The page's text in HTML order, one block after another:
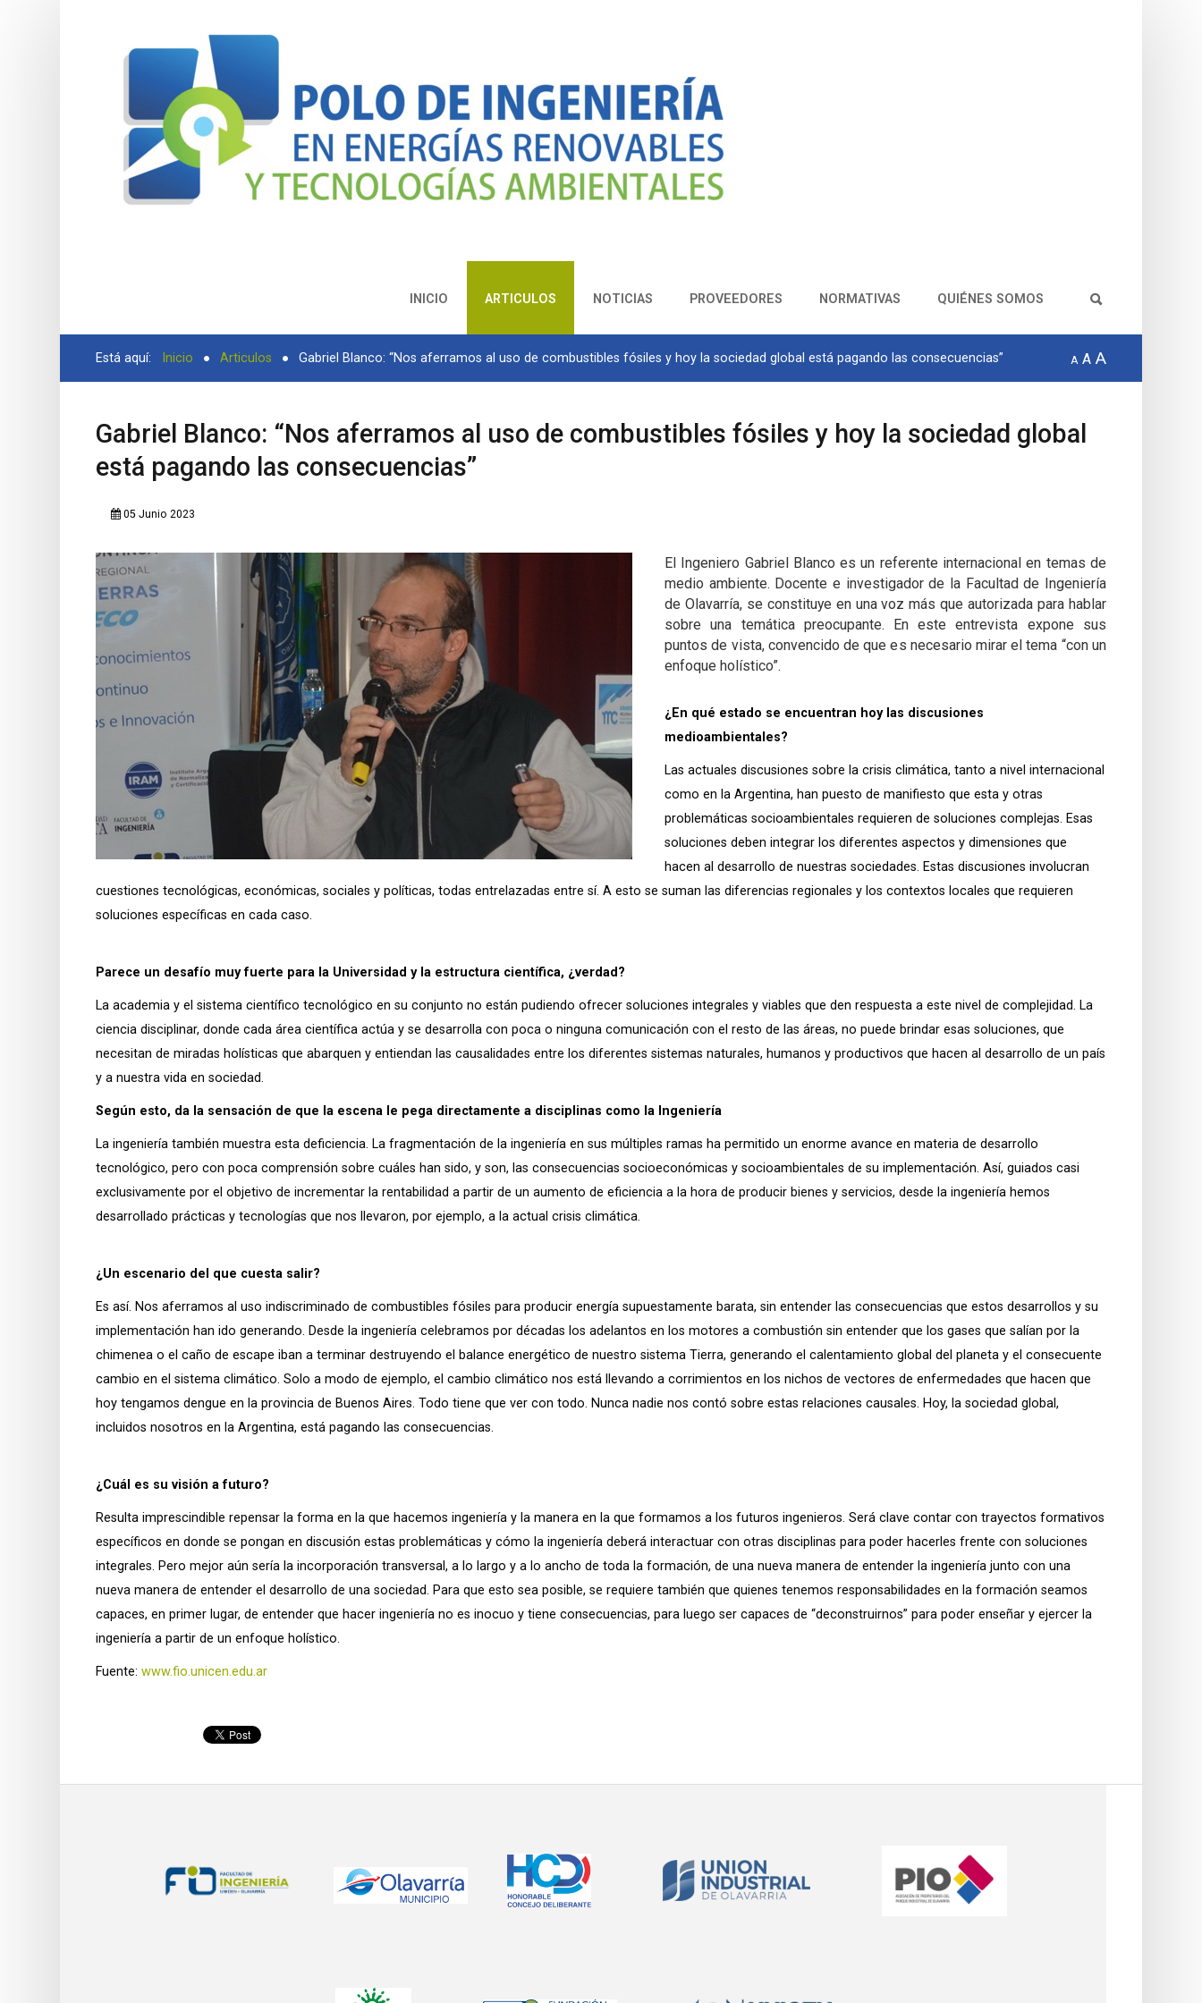
BUSCAR
INICIO ARTICULOS NOTICIAS PROVEEDORES NORMATIVAS QUIÉNES SOMOS
Está aquí: Inicio Articulos Gabriel Blanco: “Nos aferramos al uso de combustibles fósiles y hoy la sociedad global está pagando las consecuencias” A A A
Gabriel Blanco: “Nos aferramos al uso de combustibles fósiles y hoy la sociedad global
está pagando las consecuencias”
05 Junio 2023
El Ingeniero Gabriel Blanco es un referente internacional en temas de
medio ambiente. Docente e investigador de la Facultad de Ingeniería
de Olavarría, se constituye en una voz más que autorizada para hablar
sobre una temática preocupante. En este entrevista expone sus
puntos de vista, convencido de que es necesario mirar el tema “con un
enfoque holístico”.
¿En qué estado se encuentran hoy las discusiones
medioambientales?
Las actuales discusiones sobre la crisis climática, tanto a nivel internacional
como en la Argentina, han puesto de manifiesto que esta y otras
problemáticas socioambientales requieren de soluciones complejas. Esas
soluciones deben integrar los diferentes aspectos y dimensiones que
hacen al desarrollo de nuestras sociedades. Estas discusiones involucran
cuestiones tecnológicas, económicas, sociales y políticas, todas entrelazadas entre sí. A esto se suman las diferencias regionales y los contextos locales que requieren
soluciones específicas en cada caso.
Parece un desafío muy fuerte para la Universidad y la estructura científica, ¿verdad?
La academia y el sistema científico tecnológico en su conjunto no están pudiendo ofrecer soluciones integrales y viables que den respuesta a este nivel de complejidad. La
ciencia disciplinar, donde cada área científica actúa y se desarrolla con poca o ninguna comunicación con el resto de las áreas, no puede brindar esas soluciones, que
necesitan de miradas holísticas que abarquen y entiendan las causalidades entre los diferentes sistemas naturales, humanos y productivos que hacen al desarrollo de un país
y a nuestra vida en sociedad.
Según esto, da la sensación de que la escena le pega directamente a disciplinas como la Ingeniería
La ingeniería también muestra esta deficiencia. La fragmentación de la ingeniería en sus múltiples ramas ha permitido un enorme avance en materia de desarrollo
tecnológico, pero con poca comprensión sobre cuáles han sido, y son, las consecuencias socioeconómicas y socioambientales de su implementación. Así, guiados casi
exclusivamente por el objetivo de incrementar la rentabilidad a partir de un aumento de eficiencia a la hora de producir bienes y servicios, desde la ingeniería hemos
desarrollado prácticas y tecnologías que nos llevaron, por ejemplo, a la actual crisis climática.
¿Un escenario del que cuesta salir?
Es así. Nos aferramos al uso indiscriminado de combustibles fósiles para producir energía supuestamente barata, sin entender las consecuencias que estos desarrollos y su
implementación han ido generando. Desde la ingeniería celebramos por décadas los adelantos en los motores a combustión sin entender que los gases que salían por la
chimenea o el caño de escape iban a terminar destruyendo el balance energético de nuestro sistema Tierra, generando el calentamiento global del planeta y el consecuente
cambio en el sistema climático. Solo a modo de ejemplo, el cambio climático nos está llevando a corrimientos en los nichos de vectores de enfermedades que hacen que
hoy tengamos dengue en la provincia de Buenos Aires. Todo tiene que ver con todo. Nunca nadie nos contó sobre estas relaciones causales. Hoy, la sociedad global,
incluidos nosotros en la Argentina, está pagando las consecuencias.
¿Cuál es su visión a futuro?
Resulta imprescindible repensar la forma en la que hacemos ingeniería y la manera en la que formamos a los futuros ingenieros. Será clave contar con trayectos formativos
específicos en donde se pongan en discusión estas problemáticas y cómo la ingeniería deberá interactuar con otras disciplinas para poder hacerles frente con soluciones
integrales. Pero mejor aún sería la incorporación transversal, a lo largo y a lo ancho de toda la formación, de una nueva manera de entender la ingeniería junto con una
nueva manera de entender el desarrollo de una sociedad. Para que esto sea posible, se requiere también que quienes tenemos responsabilidades en la formación seamos
capaces, en primer lugar, de entender que hacer ingeniería no es inocuo y tiene consecuencias, para luego ser capaces de “deconstruirnos” para poder enseñar y ejercer la
ingeniería a partir de un enfoque holístico.
Fuente:www.fio.unicen.edu.ar